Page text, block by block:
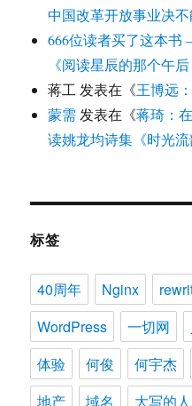
中国改革开放事业决不
666位读者买了这本书
《阅读星辰的那个午后
蒋工 发表在《王博远
蒙需 发表在《蒋琦：
读姚龙均诗集《时光
标签
40周年 Nginx
WordPress
一切网
体验
何俊 何宇杰
地产
域名 大写的人